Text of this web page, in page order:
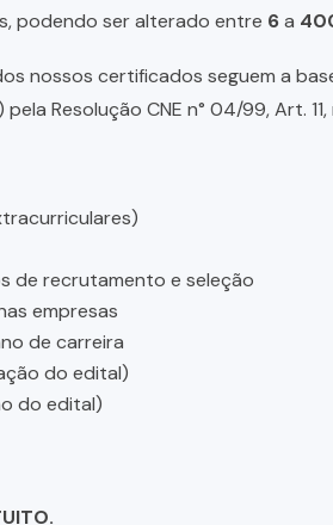
podendo ser alterado entre 6a
nossos certificados seguem a
Resolução CNE n° 04/99, Art.
de recrutamento e seleção
empresas
de carreira
do edital)
do edital)